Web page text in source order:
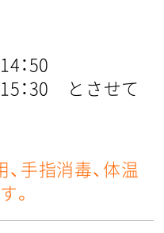
50
とさせて
手指消毒、体温
。